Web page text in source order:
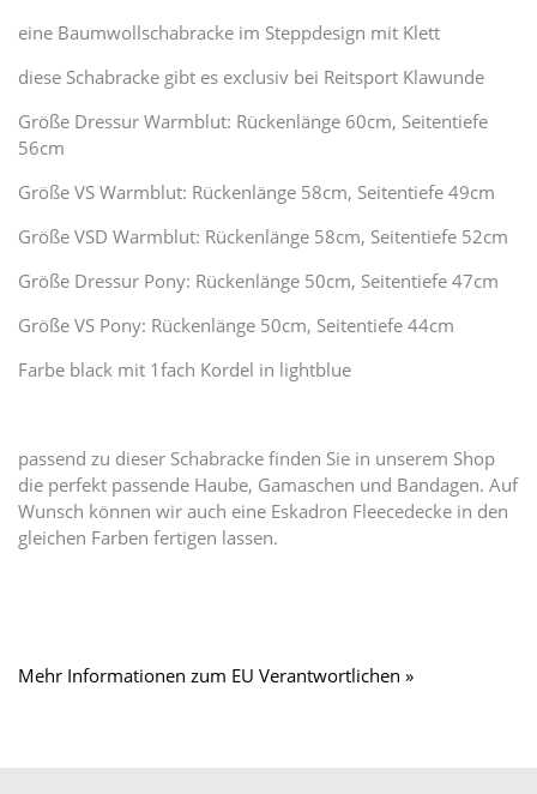
eine Baumwollschabracke im Steppdesign mit Klett
diese Schabracke gibt es exclusiv bei Reitsport Klawunde
Größe Dressur Warmblut: Rückenlänge 60cm, Seitentiefe
56cm
Größe VS Warmblut: Rückenlänge 58cm, Seitentiefe 49cm
Größe VSD Warmblut: Rückenlänge 58cm, Seitentiefe 52cm
Größe Dressur Pony: Rückenlänge 50cm, Seitentiefe 47cm
Größe VS Pony: Rückenlänge 50cm, Seitentiefe 44cm
Farbe black mit 1fach Kordel in lightblue
passend zu dieser Schabracke finden Sie in unserem Shop
die perfekt passende Haube, Gamaschen und Bandagen. Auf
Wunsch können wir auch eine Eskadron Fleecedecke in den
gleichen Farben fertigen lassen.
Mehr Informationen zum EU Verantwortlichen »